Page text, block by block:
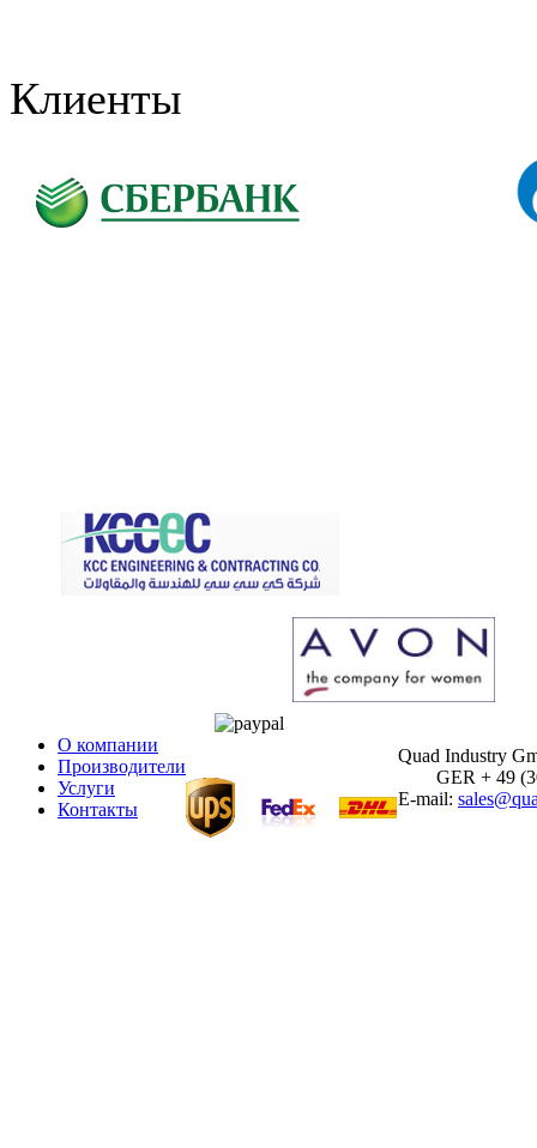
Клиенты
О компании
Производители
Услуги
Контакты
Quad Industry
GER + 49
E-mail: